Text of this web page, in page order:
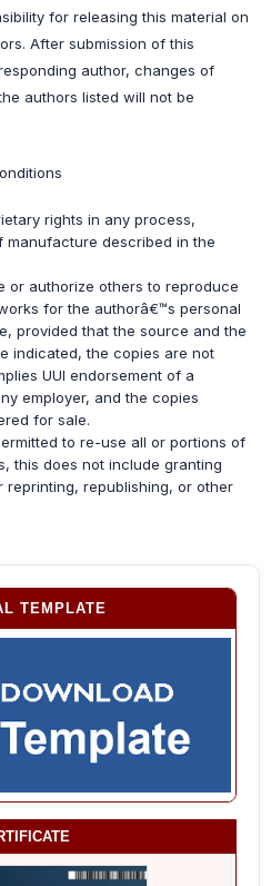
for releasing this material on
After submission of this
author, changes of
authors listed will not be
rights in any process,
described in the
or authorize others to reproduce
for the authorâ€™s personal
provided that the source and the
indicated, the copies are not
UUI endorsement of a
employer, and the copies
for sale.
to re-use all or portions of
this does not include granting
republishing, or other
TEMPLATE